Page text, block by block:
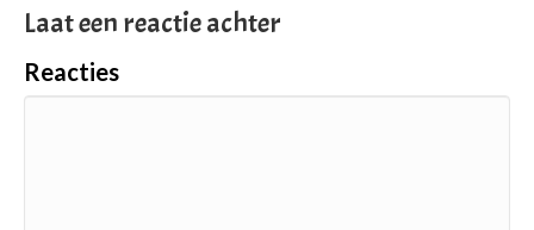
Laat een reactie achter
Reacties